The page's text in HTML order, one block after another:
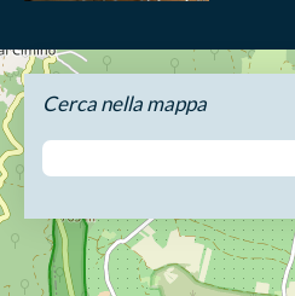
Cerca nella mappa